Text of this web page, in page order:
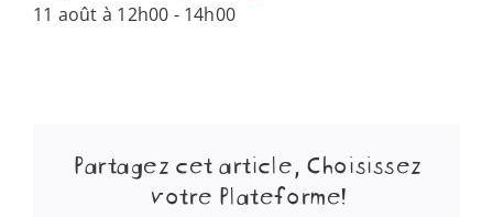
11 août à 12h00 - 14h00
Partagez cet article, Choisissez
votre Plateforme!